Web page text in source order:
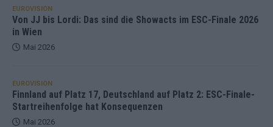
EUROVISION
Von JJ bis Lordi: Das sind die Showacts im ESC-Finale 2026
in Wien
Mai 2026
EUROVISION
Finnland auf Platz 17, Deutschland auf Platz 2: ESC-Finale-
Startreihenfolge hat Konsequenzen
Mai 2026